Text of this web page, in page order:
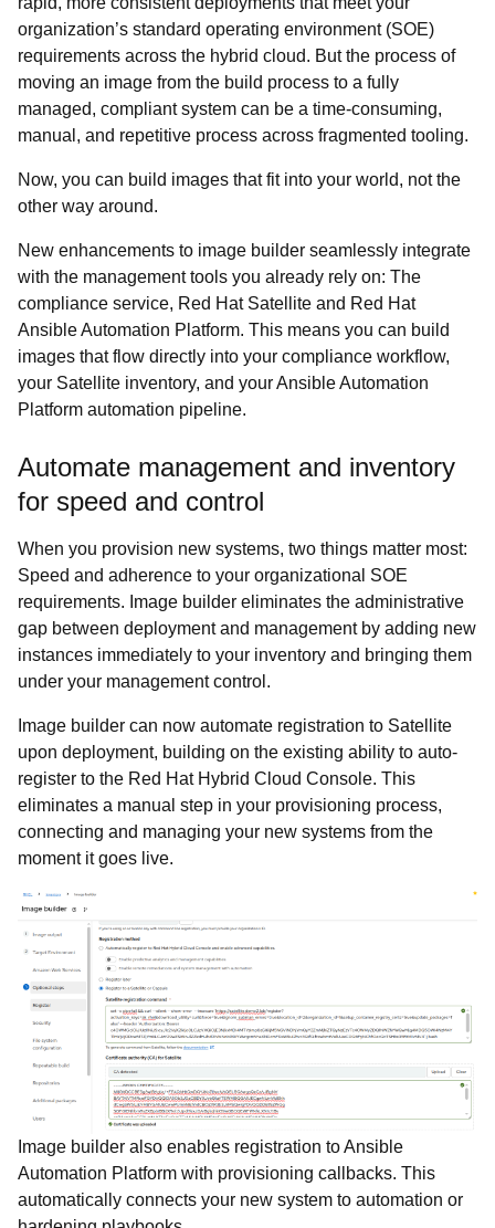
organization’s standard operating environment (SOE)
requirements across the hybrid cloud. But the process of
moving an image from the build process to a fully
managed, compliant system can be a time-consuming,
manual, and repetitive process across fragmented tooling.
Now, you can build images that fit into your world, not the
other way around.
New enhancements to image builder seamlessly integrate
with the management tools you already rely on: The
compliance service, Red Hat Satellite and Red Hat
Ansible Automation Platform. This means you can build
images that flow directly into your compliance workflow,
your Satellite inventory, and your Ansible Automation
Platform automation pipeline.
Automate management and inventory
for speed and control
When you provision new systems, two things matter most:
Speed and adherence to your organizational SOE
requirements. Image builder eliminates the administrative
gap between deployment and management by adding new
instances immediately to your inventory and bringing them
under your management control.
Image builder can now automate registration to Satellite
upon deployment, building on the existing ability to auto-
register to the Red Hat Hybrid Cloud Console. This
eliminates a manual step in your provisioning process,
connecting and managing your new systems from the
moment it goes live.
Image builder also enables registration to Ansible
Automation Platform with provisioning callbacks. This
automatically connects your new system to automation or